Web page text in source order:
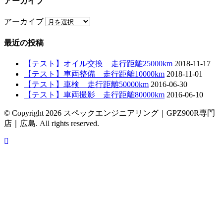
アーカイブ
最近の投稿
【テスト】オイル交換 走行距離25000km 2018-11-17
【テスト】車両整備 走行距離10000km 2018-11-01
【テスト】車検 走行距離50000km 2016-06-30
【テスト】車両撮影 走行距離80000km 2016-06-10
© Copyright 2026 スペックエンジニアリング｜GPZ900R専門
店｜広島. All rights reserved.